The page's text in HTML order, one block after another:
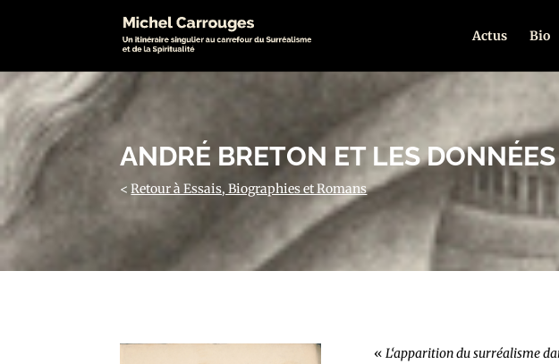
Actus Bio
ANDRÉ BRETON ET LES
<Retour à Essais, Biographies et Romans
« L‘apparition du surréalisme